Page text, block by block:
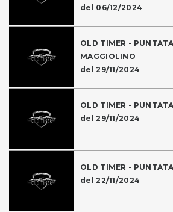
del 06/12/2024
OLD TIMER -
MAGGIOLINO
del 29/11/2024
OLD TIMER -
del 29/11/2024
OLD TIMER -
del 22/11/2024